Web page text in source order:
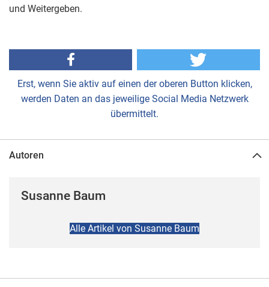
und Weitergeben.
Erst, wenn Sie aktiv auf einen der oberen Button klicken,
werden Daten an das jeweilige Social Media Netzwerk
übermittelt.
Autoren
Susanne Baum
Alle Artikel von Susanne Baum